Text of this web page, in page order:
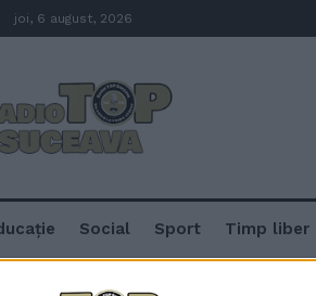
joi, 6 august, 2026
Social Sport Timp liber